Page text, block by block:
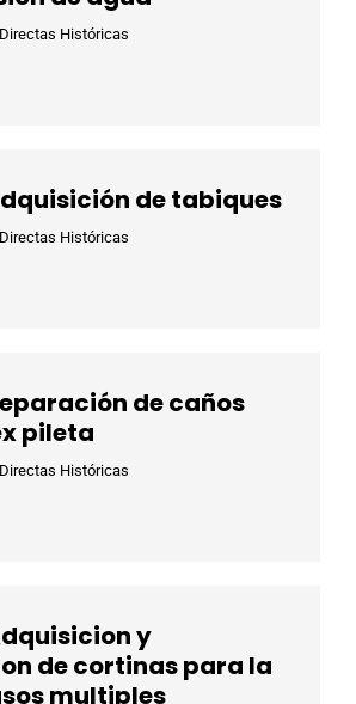
Históricas
de tabiques
Históricas
de caños
pileta
Históricas
y
de cortinas para la
multiples